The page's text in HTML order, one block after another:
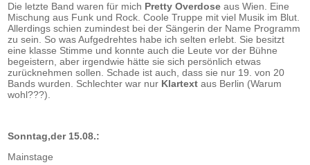
Die letzte Band waren für mich Pretty Overdose aus Wien. Eine
Mischung aus Funk und Rock. Coole Truppe mit viel Musik im Blut.
Allerdings schien zumindest bei der Sängerin der Name Programm
zu sein. So was Aufgedrehtes habe ich selten erlebt. Sie besitzt
eine klasse Stimme und konnte auch die Leute vor der Bühne
begeistern, aber irgendwie hätte sie sich persönlich etwas
zurücknehmen sollen. Schade ist auch, dass sie nur 19. von 20
Bands wurden. Schlechter war nur Klartext aus Berlin (Warum
wohl???).
Sonntag,der 15.08.:
Mainstage